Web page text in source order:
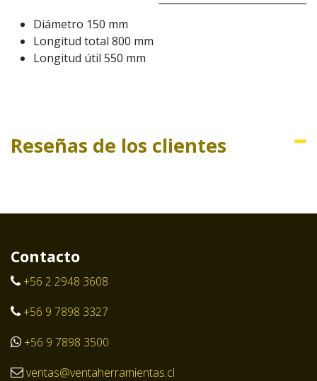
Diámetro 150 mm
Longitud total 800 mm
Longitud útil 550 mm
Reseñas de los clientes
Contacto
+56 2 2948 3608
+56 9 7898 3327
+56 9 7898 3500
ventas@ventaherramientas.cl